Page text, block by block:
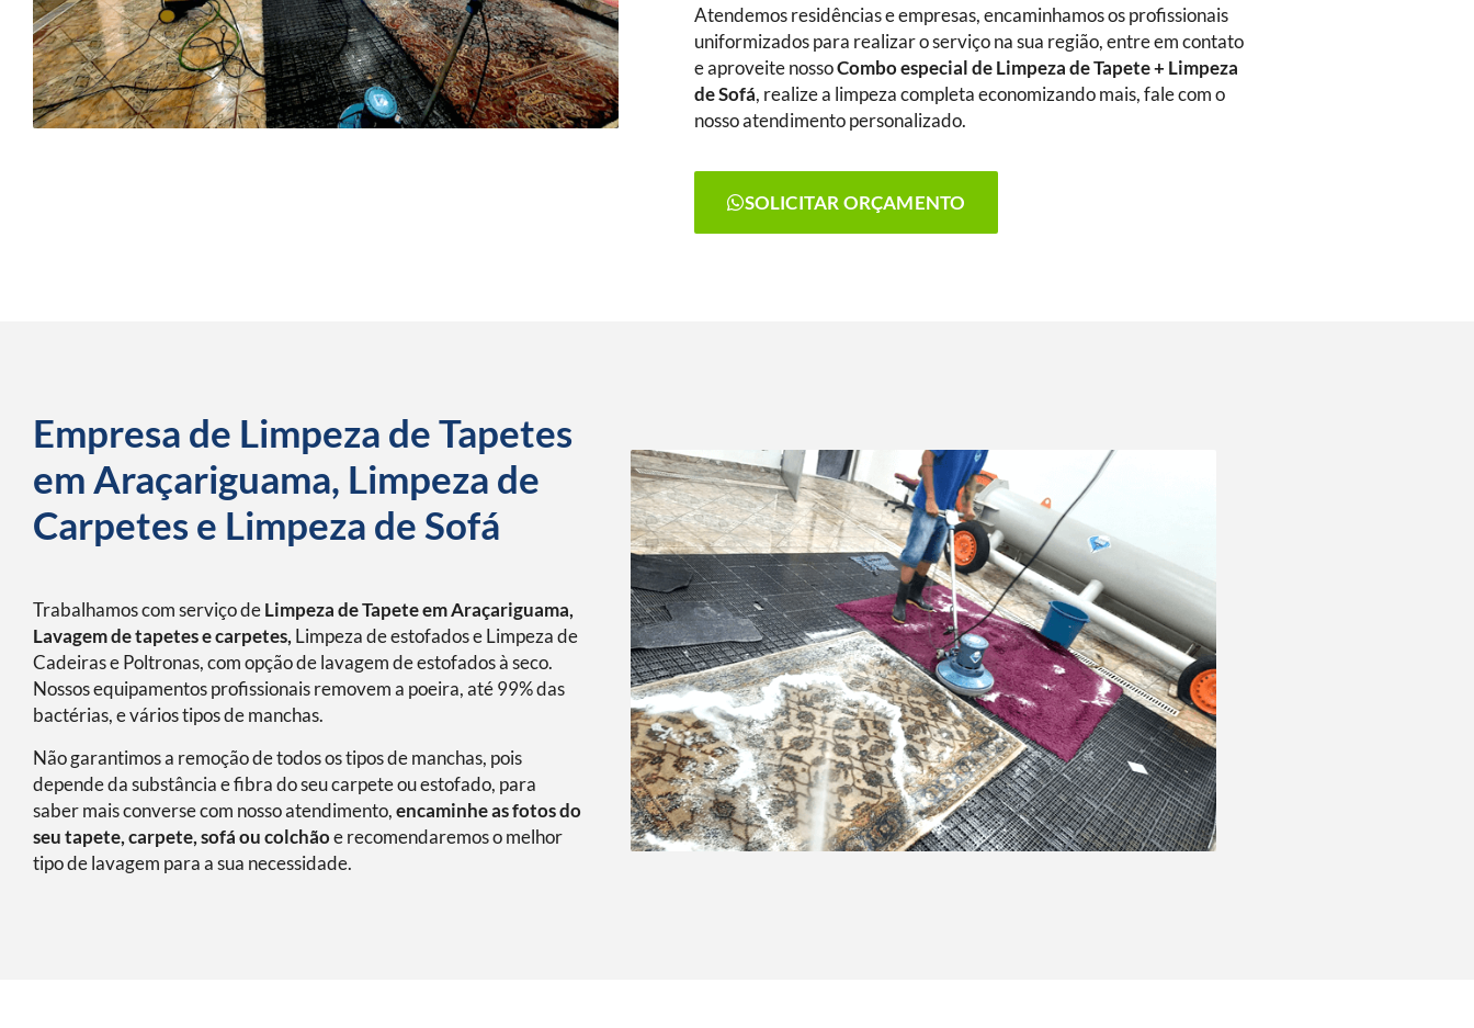
Atendemos residências e empresas, encaminhamos os profissionais
uniformizados para realizar o serviço na sua região, entre em contato
e aproveite nossoCombo especial de Limpeza de Tapete + Limpeza
de Sofá, realize a limpeza completa economizando mais, fale com o
nosso atendimento personalizado.
SOLICITAR ORÇAMENTO
Empresa de Limpeza de Tapetes
em Araçariguama, Limpeza de
Carpetes e Limpeza de Sofá
Trabalhamos com serviço de Limpeza de Tapete em Araçariguama,
Lavagem de tapetes e carpetes, Limpeza de estofados e Limpeza de
Cadeiras e Poltronas, com opção de lavagem de estofados à seco.
Nossos equipamentos profissionais removem a poeira, até 99% das
bactérias, e vários tipos de manchas.
Não garantimos a remoção de todos os tipos de manchas, pois
depende da substância e fibra do seu carpete ou estofado, para
saber mais converse com nosso atendimento, encaminhe as fotos do
seu tapete, carpete, sofá ou colchãoe recomendaremos o melhor
tipo de lavagem para a sua necessidade.